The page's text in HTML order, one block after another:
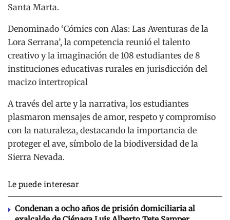
Santa Marta.
Denominado ‘Cómics con Alas: Las Aventuras de la
Lora Serrana’, la competencia reunió el talento
creativo y la imaginación de 108 estudiantes de 8
instituciones educativas rurales en jurisdicción del
macizo intertropical
A través del arte y la narrativa, los estudiantes
plasmaron mensajes de amor, respeto y compromiso
con la naturaleza, destacando la importancia de
proteger el ave, símbolo de la biodiversidad de la
Sierra Nevada.
Le puede interesar
Condenan a ocho años de prisión domiciliaria al